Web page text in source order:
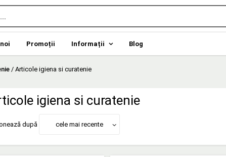
Promoții Informații Blog
/ Articole igiena si curatenie
igiena si curatenie
după cele mai recente